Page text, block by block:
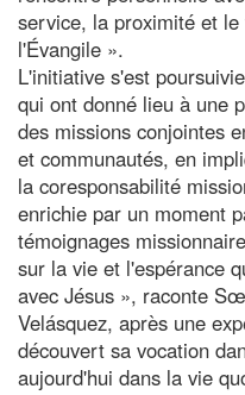
service, la proximité et
l'Évangile ».
L'initiative s'est
qui ont donné lieu à une
des missions conjointes
et communautés, en
la coresponsabilité
enrichie par un moment
témoignages
sur la vie et l'espérance
avec Jésus », raconte
Velásquez, après une
découvert sa vocation
aujourd'hui dans la vie